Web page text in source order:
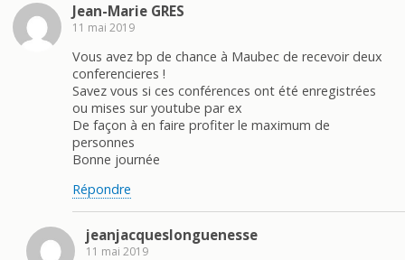
Jean-Marie GRES
11 mai 2019
Vous avez bp de chance à Maubec de recevoir deux
conferencieres !
Savez vous si ces conférences ont été enregistrées
ou mises sur youtube par ex
De façon à en faire profiter le maximum de
personnes
Bonne journée
Répondre
jeanjacqueslonguenesse
11 mai 2019